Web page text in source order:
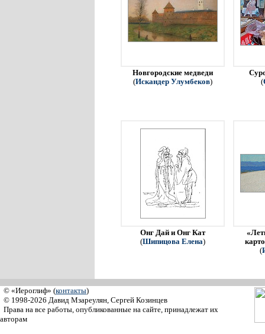
Новгородские медведи
(Искандер Улумбеков)
(
Онг Дай и Онг Кат
(Шипицова Елена)
(
© «Иероглиф» (контакты)
© 1998-2026 Давид Мзареулян, Сергей Козинцев
Права на все работы, опубликованные на сайте, принадлежат их
авторам